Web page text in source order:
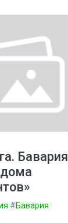
Бавария
#Бавария